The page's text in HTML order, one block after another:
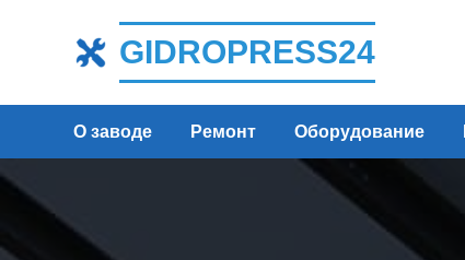
GIDROPRESS24
О заводе Ремонт Оборудование